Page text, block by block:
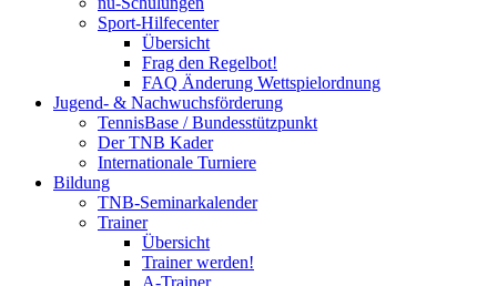
Sport-Hilfecenter
Übersicht
Frag den Regelbot!
FAQ Änderung Wettspielordnung
Jugend- & Nachwuchsförderung
TennisBase / Bundesstützpunkt
Der TNB Kader
Internationale Turniere
Bildung
TNB-Seminarkalender
Trainer
Übersicht
Trainer werden!
A-Trainer